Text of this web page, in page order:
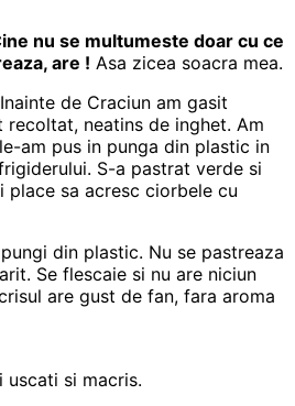
nu se multumeste doar cu ce
are ! Asa zicea soacra mea.
Inainte de Craciun am gasit
recoltat, neatins de inghet. Am
am pus in punga din plastic in
S-a pastrat verde si
place sa acresc ciorbele cu
din plastic. Nu se pastreaza
Se flescaie si nu are niciun
are gust de fan, fara aroma
uscati si macris.